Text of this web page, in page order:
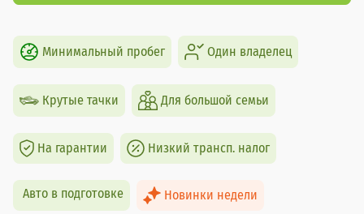
Минимальный пробег Один владелец
Крутые тачки Для большой семьи
На гарантии Низкий трансп. налог
Авто в подготовке Новинки недели